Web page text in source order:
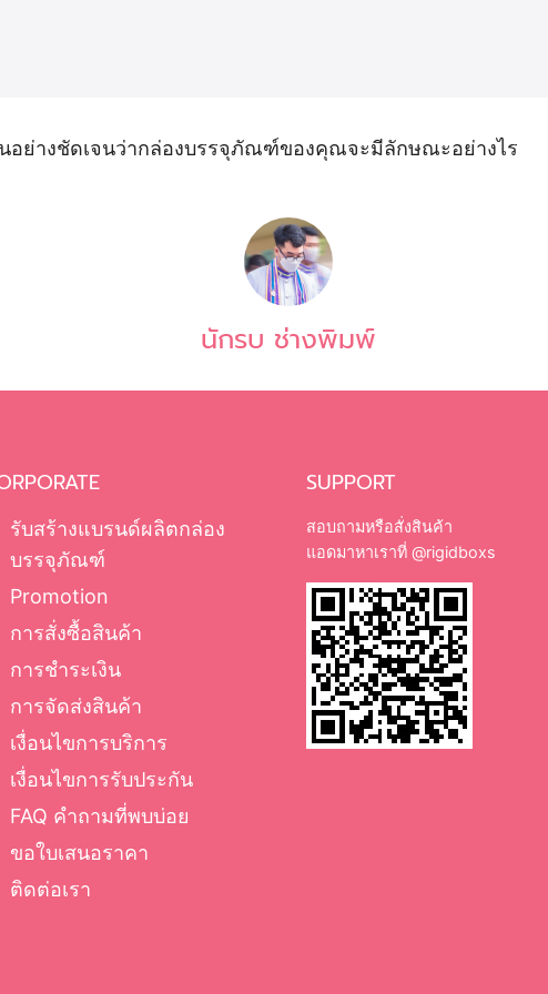
อย่างชัดเจนว่ากล่องบรรจุภัณฑ์ของคุณจะมีลักษณะอย่างไร
นักรบ ช่างพิมพ์
รับสร้างแบรนด์ผลิตกล่อง
บรรจุภัณฑ์
Promotion
การสั่งซื้อสินค้า
การชำระเงิน
การจัดส่งสินค้า
เงื่อนไขการบริการ
เงื่อนไขการรับประกัน
FAQ คำถามที่พบบ่อย
ขอใบเสนอราคา
ติดต่อเรา
SUPPORT
สอบถามหรือสั่งสินค้า
แอดมาหาเราที่ @rigidboxs